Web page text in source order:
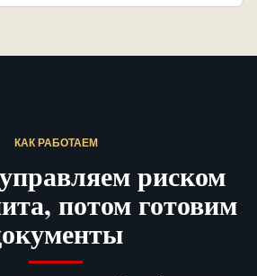
КАК РАБОТАЕМ
риском
потом готовим